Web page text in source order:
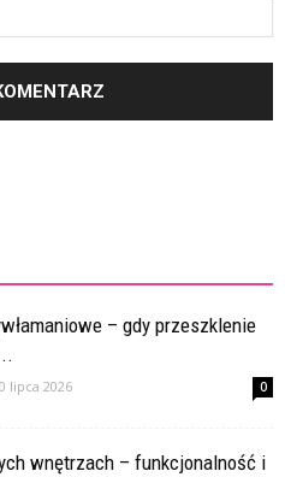
– gdy przeszklenie
lipca 2026 0
wnętrzach – funkcjonalność i